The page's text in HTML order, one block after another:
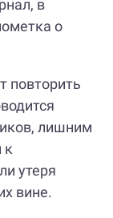
в
о
повторить
лишним
к
утеря
вине.